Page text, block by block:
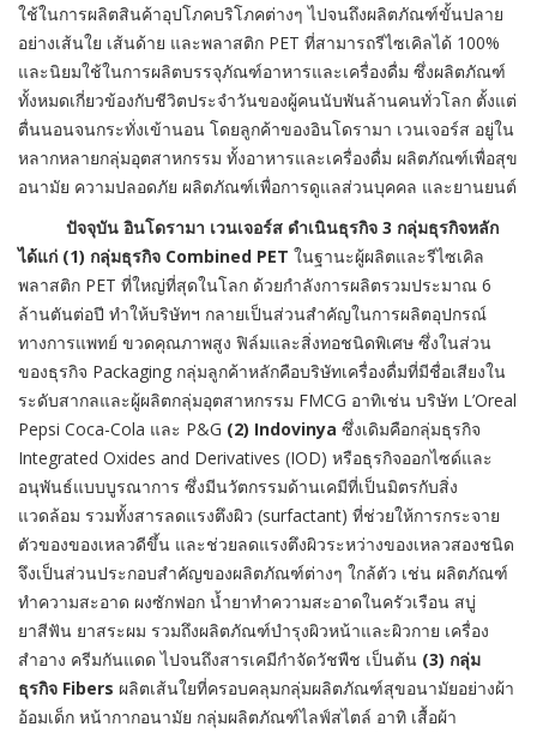
ใช้ในการผลิตสินค้าอุปโภคบริโภคต่างๆ ไปจนถึงผลิตภัณฑ์ขั้นปลาย
อย่างเส้นใย เส้นด้าย และพลาสติก PET ที่สามารถรีไซเคิลได้ 100%
และนิยมใช้ในการผลิตบรรจุภัณฑ์อาหารและเครื่องดื่ม ซึ่งผลิตภัณฑ์
ทั้งหมดเกี่ยวข้องกับชีวิตประจำวันของผู้คนนับพันล้านคนทั่วโลก ตั้งแต่
ตื่นนอนจนกระทั่งเข้านอน โดยลูกค้าของอินโดรามา เวนเจอร์ส อยู่ใน
หลากหลายกลุ่มอุตสาหกรรม ทั้งอาหารและเครื่องดื่ม ผลิตภัณฑ์เพื่อสุข
อนามัย ความปลอดภัย ผลิตภัณฑ์เพื่อการดูแลส่วนบุคคล และยานยนต์
ปัจจุบัน อินโดรามา เวนเจอร์ส ดำเนินธุรกิจ 3 กลุ่มธุรกิจหลัก
ได้แก่ (1) กลุ่มธุรกิจ Combined PET ในฐานะผู้ผลิตและรีไซเคิล
พลาสติก PET ที่ใหญ่ที่สุดในโลก ด้วยกำลังการผลิตรวมประมาณ 6
ล้านตันต่อปี ทำให้บริษัทฯ กลายเป็นส่วนสำคัญในการผลิตอุปกรณ์
ทางการแพทย์ ขวดคุณภาพสูง ฟิล์มและสิ่งทอชนิดพิเศษ ซึ่งในส่วน
ของธุรกิจ Packaging กลุ่มลูกค้าหลักคือบริษัทเครื่องดื่มที่มีชื่อเสียงใน
ระดับสากลและผู้ผลิตกลุ่มอุตสาหกรรม FMCG อาทิเช่น บริษัท L’Oreal
Pepsi Coca-Cola และ P&G (2) Indovinya ซึ่งเดิมคือกลุ่มธุรกิจ
Integrated Oxides and Derivatives (IOD) หรือธุรกิจออกไซด์และ
อนุพันธ์แบบบูรณาการ ซึ่งมีนวัตกรรมด้านเคมีที่เป็นมิตรกับสิ่ง
แวดล้อม รวมทั้งสารลดแรงตึงผิว (surfactant) ที่ช่วยให้การกระจาย
ตัวของของเหลวดีขึ้น และช่วยลดแรงตึงผิวระหว่างของเหลวสองชนิด
จึงเป็นส่วนประกอบสำคัญของผลิตภัณฑ์ต่างๆ ใกล้ตัว เช่น ผลิตภัณฑ์
ทำความสะอาด ผงซักฟอก น้ำยาทำความสะอาดในครัวเรือน สบู่
ยาสีฟัน ยาสระผม รวมถึงผลิตภัณฑ์บำรุงผิวหน้าและผิวกาย เครื่อง
สำอาง ครีมกันแดด ไปจนถึงสารเคมีกำจัดวัชพืช เป็นต้น (3) กลุ่ม
ธุรกิจ Fibers ผลิตเส้นใยที่ครอบคลุมกลุ่มผลิตภัณฑ์สุขอนามัยอย่างผ้า
อ้อมเด็ก หน้ากากอนามัย กลุ่มผลิตภัณฑ์ไลฟ์สไตล์ อาทิ เสื้อผ้า